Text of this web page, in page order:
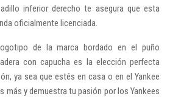
inferior derecho te asegura que esta
oficialmente licenciada.
de la marca bordado en el puño
con capucha es la elección perfecta
ya sea que estés en casa o en el Yankee
más y demuestra tu pasión por los Yankees